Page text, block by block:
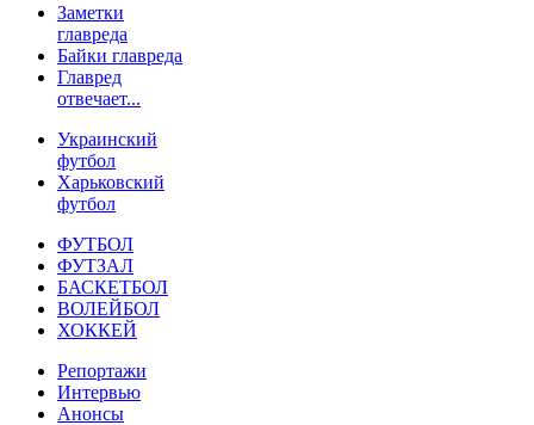
Заметки
главреда
Байки главреда
Главред
отвечает...
Украинский
футбол
Харьковский
футбол
ФУТБОЛ
ФУТЗАЛ
БАСКЕТБОЛ
ВОЛЕЙБОЛ
ХОККЕЙ
Репортажи
Интервью
Анонсы